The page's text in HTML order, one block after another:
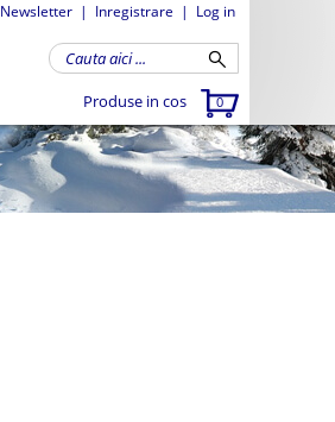
Newsletter | Inregistrare | Log in
Produse in cos 0